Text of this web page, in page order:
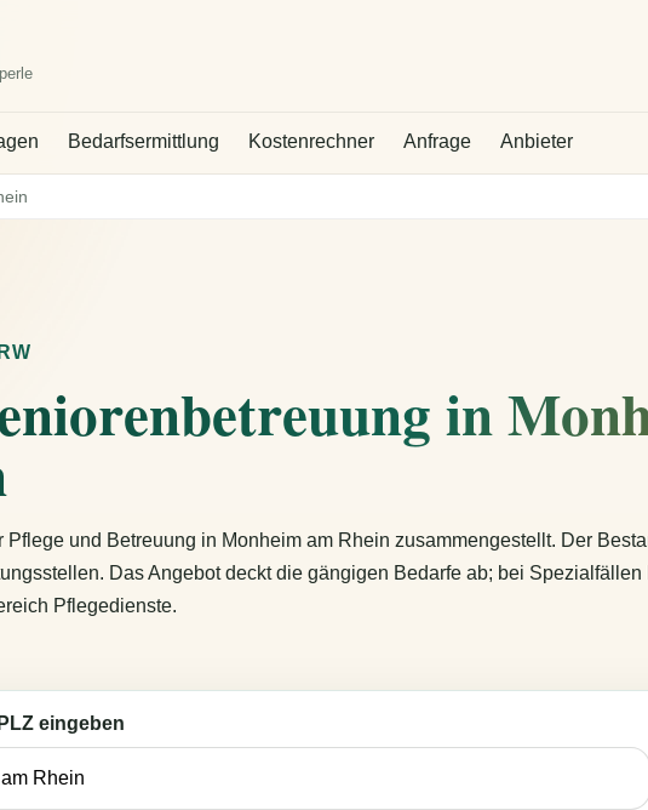
Bedarfsermittlung Kostenrechner Anfrage Anbieter
in
und Betreuung in Monheim am Rhein zusammengestellt. Der
Das Angebot deckt die gängigen Bedarfe ab; bei
Pflegedienste.
eingeben